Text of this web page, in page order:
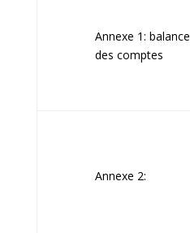
Annexe 1: balance
des comptes
Annexe 2: